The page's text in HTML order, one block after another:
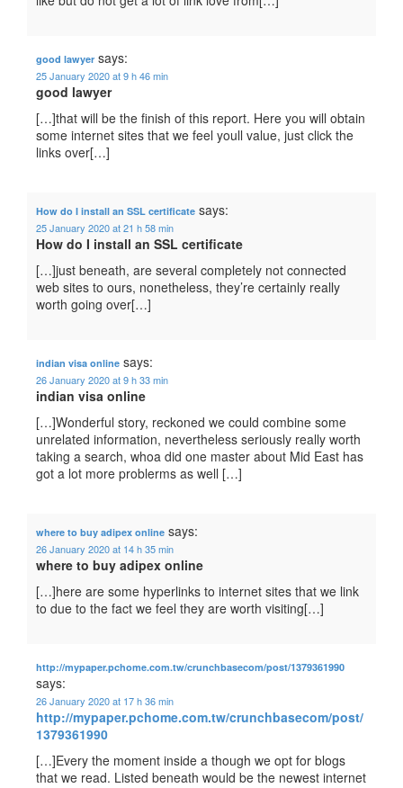
good lawyer says:
25 January 2020 at 9 h 46 min
good lawyer
[…]that will be the finish of this report. Here you will obtain
some internet sites that we feel youll value, just click the
links over[…]
How do I install an SSL certificate says:
25 January 2020 at 21 h 58 min
How do I install an SSL certificate
[…]just beneath, are several completely not connected
web sites to ours, nonetheless, they’re certainly really
worth going over[…]
indian visa online says:
26 January 2020 at 9 h 33 min
indian visa online
[…]Wonderful story, reckoned we could combine some
unrelated information, nevertheless seriously really worth
taking a search, whoa did one master about Mid East has
got a lot more problerms as well […]
where to buy adipex online says:
26 January 2020 at 14 h 35 min
where to buy adipex online
[…]here are some hyperlinks to internet sites that we link
to due to the fact we feel they are worth visiting[…]
http://mypaper.pchome.com.tw/crunchbasecom/post/1379361990
says:
26 January 2020 at 17 h 36 min
http://mypaper.pchome.com.tw/crunchbasecom/post/
1379361990
[…]Every the moment inside a though we opt for blogs
that we read. Listed beneath would be the newest internet